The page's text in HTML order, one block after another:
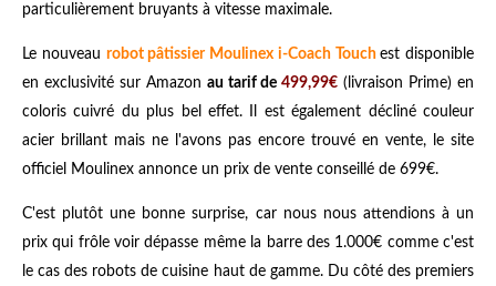
particulièrement bruyants à vitesse maximale.
Le nouveau robot pâtissier Moulinex i-Coach Touch est disponible
en exclusivité sur Amazon au tarif de499,99€ (livraison Prime) en
coloris cuivré du plus bel effet. Il est également décliné couleur
acier brillant mais ne l'avons pas encore trouvé en vente, le site
officiel Moulinex annonce un prix de vente conseillé de 699€.
C'est plutôt une bonne surprise, car nous nous attendions à un
prix qui frôle voir dépasse même la barre des 1.000€ comme c'est
le cas des robots de cuisine haut de gamme. Du côté des premiers